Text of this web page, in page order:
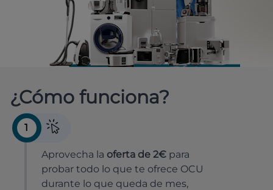
¿Cómo funciona?
1
Aprovecha la oferta de 2€ para
probar todo lo que te ofrece OCU
durante lo que queda de mes,